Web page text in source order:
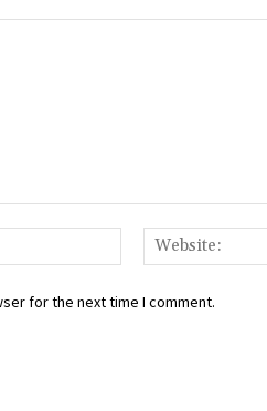
Email:*
for the next time I comment.